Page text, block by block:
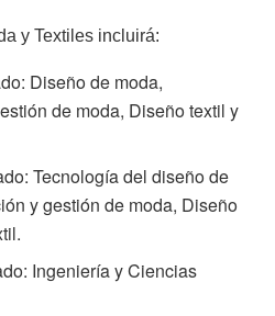
y Textiles incluirá:
Diseño de moda,
de moda, Diseño textil y
Tecnología del diseño de
y gestión de moda, Diseño
Ingeniería y Ciencias